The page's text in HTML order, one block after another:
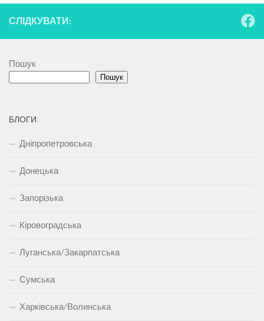
СЛІДКУВАТИ:
Пошук
Пошук
БЛОГИ
Дніпропетровська
Донецька
Запорізька
Кіровоградська
Луганська/Закарпатська
Сумська
Харківська/Волинська